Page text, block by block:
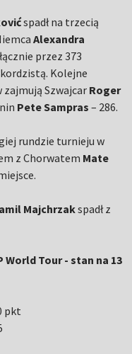
spadł na trzecią
Alexandra
przez 373
Kolejne
zajmują Szwajcar Roger
Pete Sampras – 286.
rundzie turnieju w
z Chorwatem Mate
Majchrzakspadł z
Tour - stan na 13
pkt